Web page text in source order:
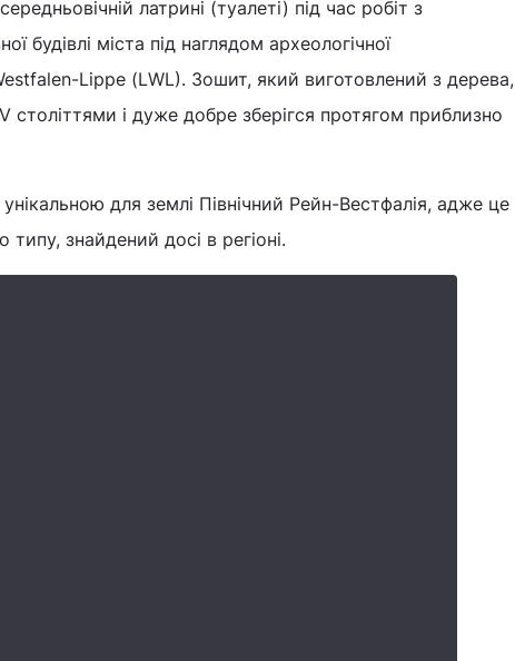
латрині (туалеті) під час робіт з
будівлі міста під наглядом археологічної
Lippe (LWL). Зошит, який виготовлений з дерева,
століттями і дуже добре зберігся протягом приблизно
для землі Північний Рейн-Вестфалія, адже це
знайдений досі в регіоні.